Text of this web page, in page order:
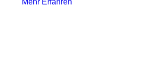
Mehr Erfahren